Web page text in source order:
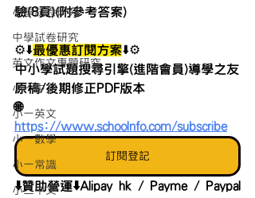
小學試卷研究
中學試卷研究
英文作文專題研究
小一中文
小一英文
小一數學
小一常識
小二中文
驗(8頁)(附參考答案)
⚙️⬇️最優惠訂閱方案⬇️⚙️
中小學試題搜尋引擎(進階會員)導學之友
原稿/後期修正PDF版本
🌐
https://www.schoolnfo.com/subscribe
訂閱登記
⬇️贊助營運⬇️Alipay hk / Payme / Paypal